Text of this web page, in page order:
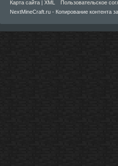
Карта сайта | XML Пользовательское
NextMineCraft.ru - Копирование контента